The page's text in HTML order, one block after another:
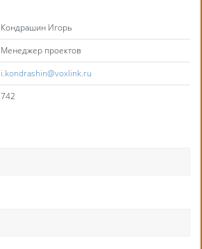
Кондрашин Игорь
Менеджер проектов
i.kondrashin@voxlink.ru
742